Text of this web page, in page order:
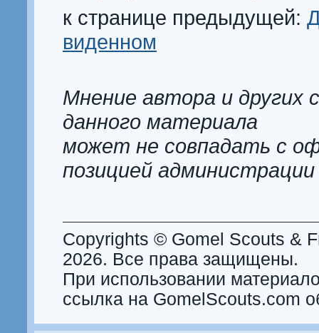
к странице предыдущей:
виденном
Мнение автора и других
данного материала
может не совпадать с
позицией
Copyrights © Gomel Scouts &
2026. Все права защищены.
При использовании
ссылка на GomelScouts.com